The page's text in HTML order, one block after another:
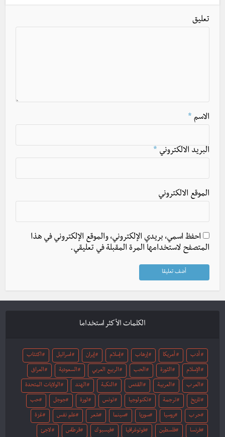
تعليق
الاسم *
البريد الالكتروني *
الموقع الالكتروني
احفظ اسمي، بريدي الإلكتروني، والموقع الإلكتروني في هذا
المتصفح لاستخدامها المرة المقبلة في تعليقي.
الكلمات الأكثر استخداما
أدب أمريكا إرهاب إسلام إيران اسرائيل اكتئاب
الإسلام الثورة الحب الربيع العربي السعودية العراق
العرب العربية القدس النكبة الهند الولايات المتحدة
تاريخ ترجمة تكنولوجيا تونس ثورة جوجل حب
حرب روسيا سوريا سينما شعر علم نفس غزة
فرنسا فلسطين فوتوغرافيا فيسبوك قرطاس لاجئ